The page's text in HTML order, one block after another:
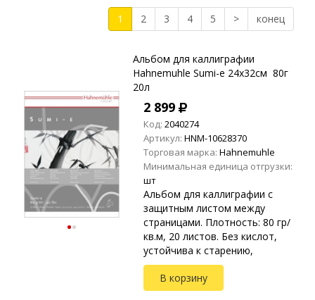
1 2 3 4 5 > конец
Альбом для каллиграфии
Hahnemuhle Sumi-e 24х32см 80г
20л
2 899
Код: 2040274
Артикул: HNM-10628370
Торговая марка: Hahnemuhle
Минимальная единица отгрузки:
шт
Альбом для каллиграфии с
защитным листом между
страницами. Плотность: 80 гр/
кв.м, 20 листов. Без кислот,
устойчива к старению,
натуральный белый цвет.
Также применяется для
техник: карандаш, чернила,
В корзину